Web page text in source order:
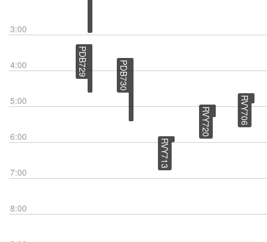
3:00
4:00
5:00
6:00
7:00
8:00
PDB729 PDB730
RVY713
RVY720 RVY706